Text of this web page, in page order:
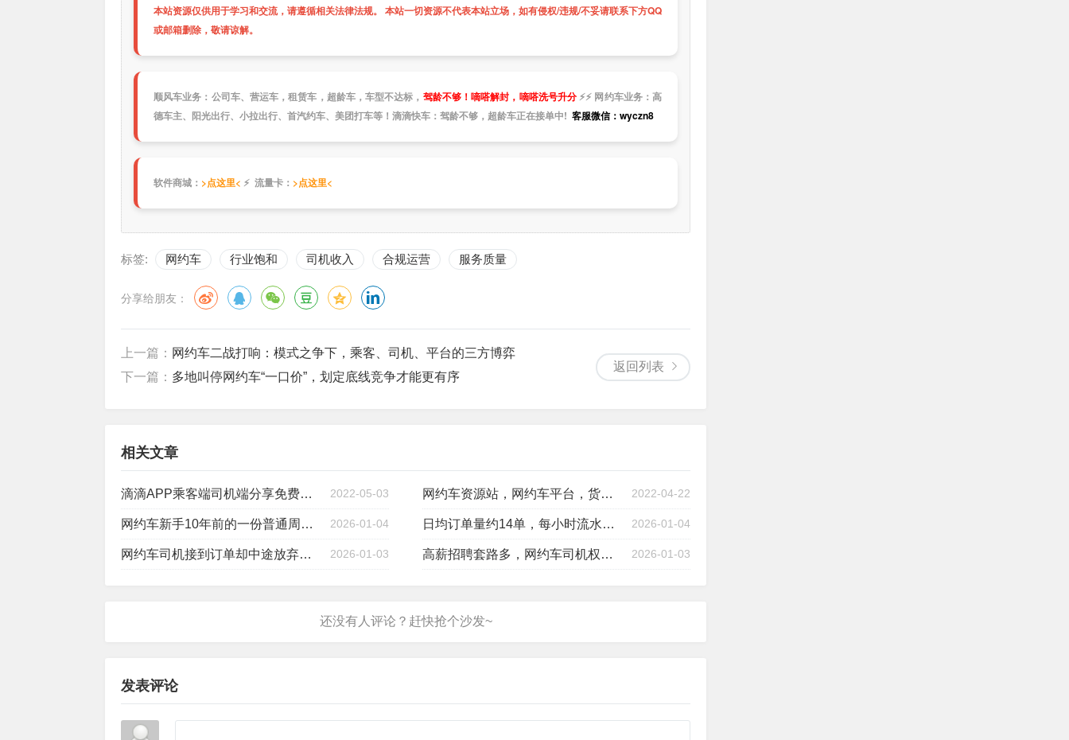
本站资源仅供用于学习和交流，请遵循相关法律法规。 本站一切资源不代表本站立场，如有侵权/违规/不妥请联系下方QQ
或邮箱删除，敬请谅解。
顺风车业务：公司车、营运车，租赁车，超龄车，车型不达标， 驾龄不够！嘀嗒解封，嘀嗒洗号升分 ⚡⚡ 网约车业务：高
德车主、阳光出行、小拉出行、首汽约车、美团打车等！滴滴快车：驾龄不够，超龄车正在接单中! 客服微信：wyczn8
软件商城： >点这里< ⚡ 流量卡： >点这里<
标签: 网约车 行业饱和 司机收入 合规运营 服务质量
分享给朋友：
返回列表
上一篇： 网约车二战打响：模式之争下，乘客、司机、平台的三方博弈
下一篇： 多地叫停网约车“一口价”，划定底线竞争才能更有序
相关文章
滴滴APP乘客端司机端分享免费下载地址 2022-05-03 网约车资源站，网约车平台，货运平台！全网合作，感谢信任 2022-04-22
网约车新手10年前的一份普通周流水账单，却是现在不可逾越的巅峰 2026-01-04 日均订单量约14单，每小时流水仅30元，那些到期不续租的网约车司机：赚不到钱，没有干的动力 2026-01-04
网约车司机接到订单却中途放弃生意，原来又是这个神秘包裹！ 2026-01-03 高薪招聘套路多，网约车司机权益如何保障？ 2026-01-03
发表评论